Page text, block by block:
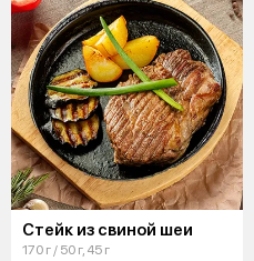
Стейк из свиной шеи
170 г / 50 г, 45 г